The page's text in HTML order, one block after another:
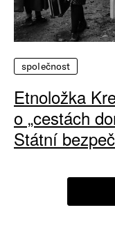
společnost
Etnoložka
o „cestách
Státní